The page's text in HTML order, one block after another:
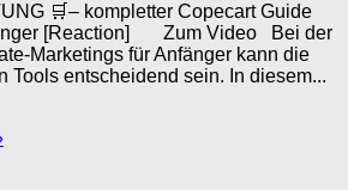
🛒– kompletter Copecart Guide
[Reaction] Zum Video Bei der
Marketings für Anfänger kann die
Tools entscheidend sein. In diesem...